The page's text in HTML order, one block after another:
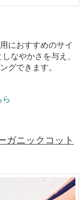
におすすめのサイ
なやかさを与え、
グできます。
ガニックコット